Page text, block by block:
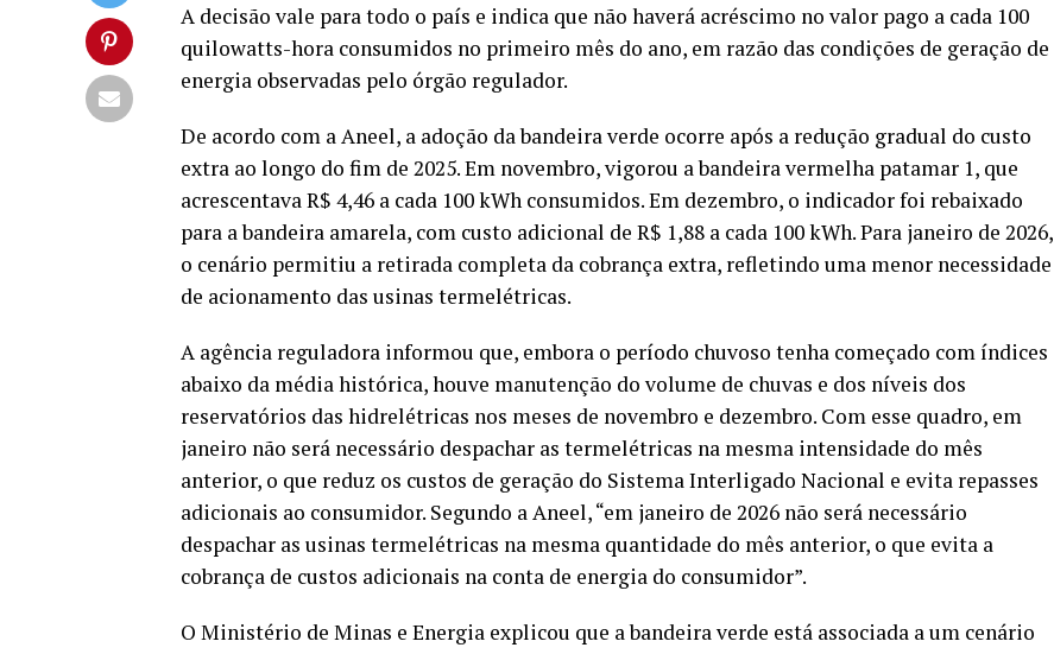
A decisão vale para todo o país e indica que não haverá acréscimo no valor pago a cada 100
quilowatts-hora consumidos no primeiro mês do ano, em razão das condições de geração de
energia observadas pelo órgão regulador.
De acordo com a Aneel, a adoção da bandeira verde ocorre após a redução gradual do custo
extra ao longo do fim de 2025. Em novembro, vigorou a bandeira vermelha patamar 1, que
acrescentava R$ 4,46 a cada 100 kWh consumidos. Em dezembro, o indicador foi rebaixado
para a bandeira amarela, com custo adicional de R$ 1,88 a cada 100 kWh. Para janeiro de 2026,
o cenário permitiu a retirada completa da cobrança extra, refletindo uma menor necessidade
de acionamento das usinas termelétricas.
A agência reguladora informou que, embora o período chuvoso tenha começado com índices
abaixo da média histórica, houve manutenção do volume de chuvas e dos níveis dos
reservatórios das hidrelétricas nos meses de novembro e dezembro. Com esse quadro, em
janeiro não será necessário despachar as termelétricas na mesma intensidade do mês
anterior, o que reduz os custos de geração do Sistema Interligado Nacional e evita repasses
adicionais ao consumidor. Segundo a Aneel, “em janeiro de 2026 não será necessário
despachar as usinas termelétricas na mesma quantidade do mês anterior, o que evita a
cobrança de custos adicionais na conta de energia do consumidor”.
O Ministério de Minas e Energia explicou que a bandeira verde está associada a um cenário